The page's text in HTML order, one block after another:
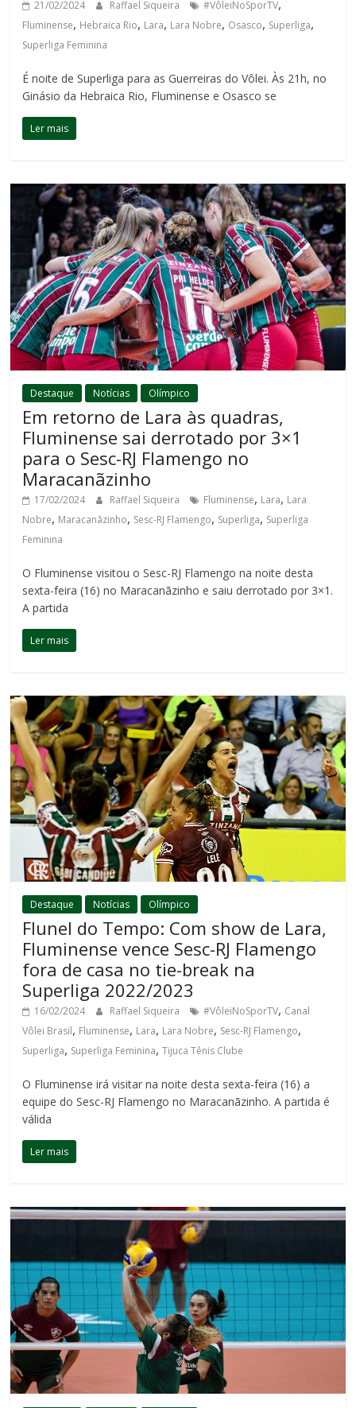
21/02/2024 Raffael Siqueira #VôleiNoSporTV,
Fluminense, Hebraica Rio, Lara, Lara Nobre, Osasco, Superliga,
Superliga Feminina
É noite de Superliga para as Guerreiras do Vôlei. Às 21h, no
Ginásio da Hebraica Rio, Fluminense e Osasco se
Ler mais
Destaque Notícias Olímpico
Em retorno de Lara às quadras,
Fluminense sai derrotado por 3×1
para o Sesc-RJ Flamengo no
Maracanãzinho
17/02/2024 Raffael Siqueira Fluminense, Lara, Lara
Nobre, Maracanãzinho, Sesc-RJ Flamengo, Superliga, Superliga
Feminina
O Fluminense visitou o Sesc-RJ Flamengo na noite desta
sexta-feira (16) no Maracanãzinho e saiu derrotado por 3×1.
A partida
Ler mais
Destaque Notícias Olímpico
Flunel do Tempo: Com show de Lara,
Fluminense vence Sesc-RJ Flamengo
fora de casa no tie-break na
Superliga 2022/2023
16/02/2024 Raffael Siqueira #VôleiNoSporTV, Canal
Vôlei Brasil, Fluminense, Lara, Lara Nobre, Sesc-RJ Flamengo,
Superliga, Superliga Feminina,Tijuca Tênis Clube
O Fluminense irá visitar na noite desta sexta-feira (16) a
equipe do Sesc-RJ Flamengo no Maracanãzinho. A partida é
válida
Ler mais